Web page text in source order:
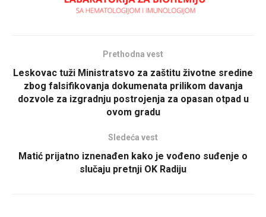
Prethodna vest
Leskovac tuži Ministratsvo za zaštitu životne sredine
zbog falsifikovanja dokumenata prilikom davanja
dozvole za izgradnju postrojenja za opasan otpad u
ovom gradu
Sledeća vest
Matić prijatno iznenađen kako je vođeno suđenje o
slučaju pretnji OK Radiju